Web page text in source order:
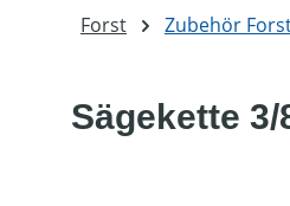
Forst Zubehör
Sägekette